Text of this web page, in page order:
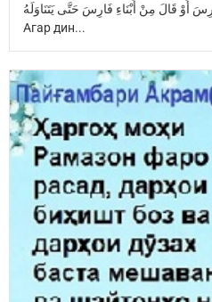
‏أَوْ قَالَ مِنْ أَبْنَاءِ فَارِسَ ‏حَتَّى يَتَنَاوَلَهُ
Агар дин...